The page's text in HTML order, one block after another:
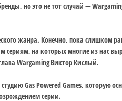
но это не тот случай —
жанра. Конечно, пока слишком
на которых многие из нас
Wargaming Виктор Кислый.
Gas Powered Games, которую
серии.